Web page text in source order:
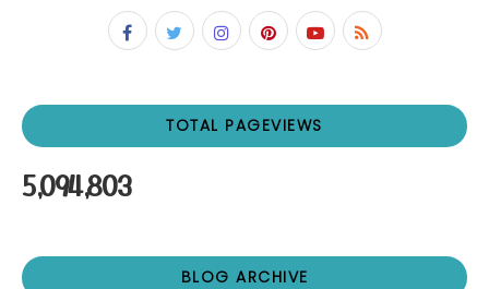
TOTAL PAGEVIEWS
5,094,803
BLOG ARCHIVE